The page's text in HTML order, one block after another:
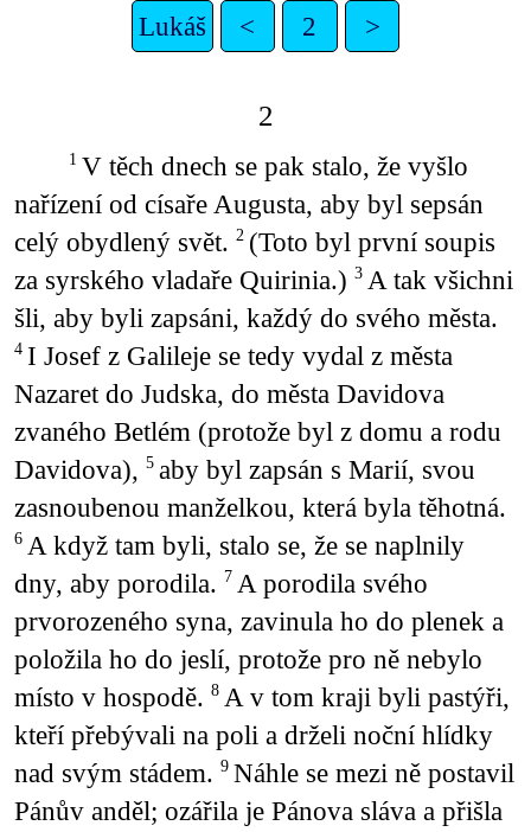
Lukáš < 2 >
2
1 V těch dnech se pak stalo, že vyšlo
nařízení od císaře Augusta, aby byl sepsán
celý obydlený svět. 2 (Toto byl první soupis
za syrského vladaře Quirinia.) 3 A tak všichni
šli, aby byli zapsáni, každý do svého města.
4 I Josef z Galileje se tedy vydal z města
Nazaret do Judska, do města Davidova
zvaného Betlém (protože byl z domu a rodu
Davidova), 5 aby byl zapsán s Marií, svou
zasnoubenou manželkou, která byla těhotná.
6 A když tam byli, stalo se, že se naplnily
dny, aby porodila. 7 A porodila svého
prvorozeného syna, zavinula ho do plenek a
položila ho do jeslí, protože pro ně nebylo
místo v hospodě. 8 A v tom kraji byli pastýři,
kteří přebývali na poli a drželi noční hlídky
nad svým stádem. 9 Náhle se mezi ně postavil
Pánův anděl; ozářila je Pánova sláva a přišla